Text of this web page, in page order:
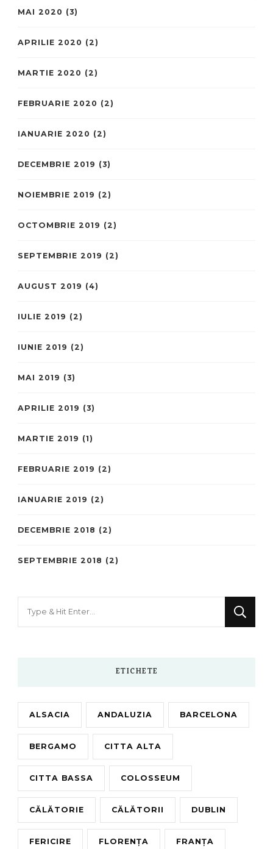
MAI 2020 (3)
APRILIE 2020 (2)
MARTIE 2020 (2)
FEBRUARIE 2020 (2)
IANUARIE 2020 (2)
DECEMBRIE 2019 (3)
NOIEMBRIE 2019 (2)
OCTOMBRIE 2019 (2)
SEPTEMBRIE 2019 (2)
AUGUST 2019 (4)
IULIE 2019 (2)
IUNIE 2019 (2)
MAI 2019 (3)
APRILIE 2019 (3)
MARTIE 2019 (1)
FEBRUARIE 2019 (2)
IANUARIE 2019 (2)
DECEMBRIE 2018 (2)
SEPTEMBRIE 2018 (2)
ETICHETE
ALSACIA ANDALUZIA BARCELONA
BERGAMO CITTA ALTA
CITTA BASSA COLOSSEUM
CĂLĂTORIE CĂLĂTORII DUBLIN
FERICIRE FLORENȚA FRANȚA